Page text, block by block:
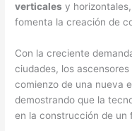
verticales y
fomenta la creación de
Con la creciente
ciudades, los
comienzo de una nueva
demostrando que la
en la construcción de un